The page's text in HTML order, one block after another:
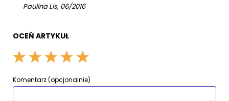
Paulina Lis, 06/2016
OCEŃ ARTYKUŁ
Komentarz (opcjonalnie)